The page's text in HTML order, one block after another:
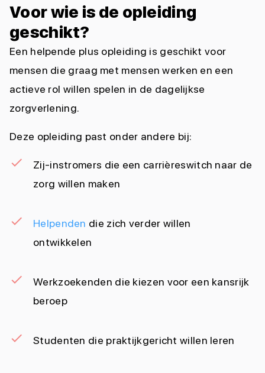
Voor wie is de opleiding
geschikt?
Een helpende plus opleiding is geschikt voor
mensen die graag met mensen werken en een
actieve rol willen spelen in de dagelijkse
zorgverlening.
Deze opleiding past onder andere bij:
Zij-instromers die een carrièreswitch naar de
zorg willen maken
Helpenden die zich verder willen
ontwikkelen
Werkzoekenden die kiezen voor een kansrijk
beroep
Studenten die praktijkgericht willen leren